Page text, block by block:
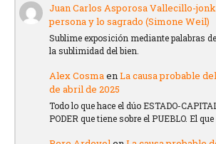
Juan Carlos Asporosa Vallecillo-
persona y lo sagrado (Simone Weil)
Sublime exposición mediante palabras
la sublimidad del bien.
Alex CosmaenLa causa probable
de abril de 2025
Todo lo que hace el dúo ESTADO-
PODER que tiene sobre el PUEBLO. El